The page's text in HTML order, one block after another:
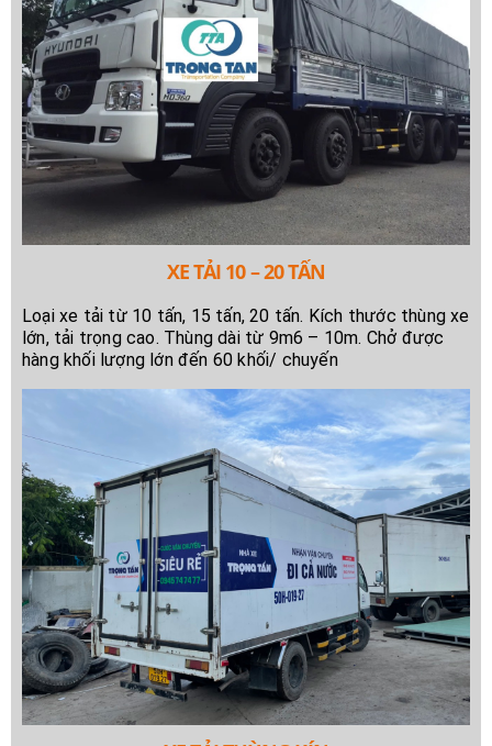
XE TẢI 10 – 20 TẤN
Loại xe tải từ 10 tấn, 15 tấn, 20 tấn. Kích thước thùng xe
lớn, tải trọng cao. Thùng dài từ 9m6 – 10m. Chở được
hàng khối lượng lớn đến 60 khối/ chuyến